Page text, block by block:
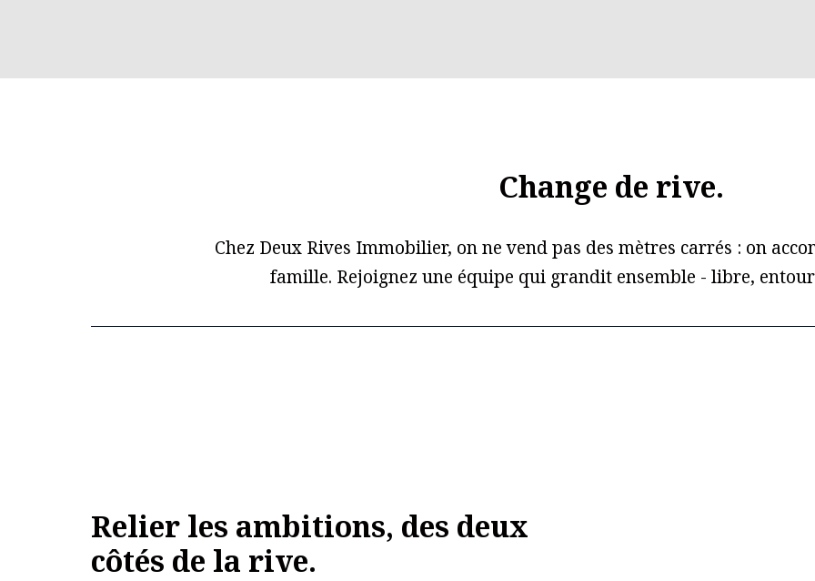
Change de rive.
Chez Deux Rives Immobilier, on ne vend pas des mètres carrés : on
famille. Rejoignez une équipe qui grandit ensemble - libre,
Relier les ambitions, des deux
côtés de la rive.